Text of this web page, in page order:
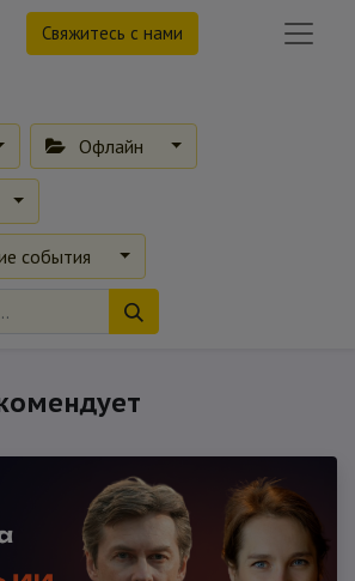
Свяжитесь с нами
Офлайн
события